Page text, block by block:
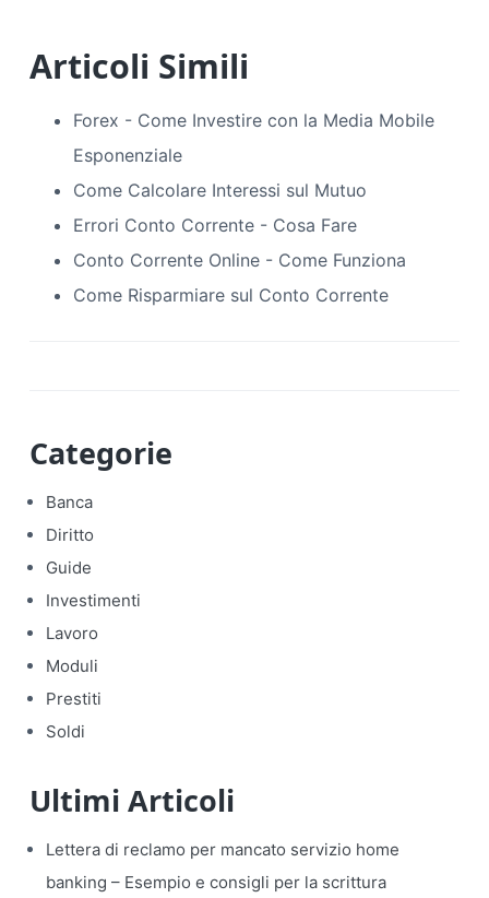
Articoli Simili
Forex - Come Investire con la Media Mobile
Esponenziale
Come Calcolare Interessi sul Mutuo
Errori Conto Corrente - Cosa Fare
Conto Corrente Online - Come Funziona
Come Risparmiare sul Conto Corrente
Categorie
Banca
Diritto
Guide
Investimenti
Lavoro
Moduli
Prestiti
Soldi
Ultimi Articoli
Lettera di reclamo per mancato servizio home
banking​ – Esempio e consigli per la scrittura